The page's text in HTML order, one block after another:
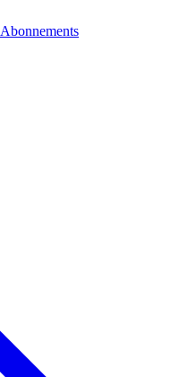
Abonnements